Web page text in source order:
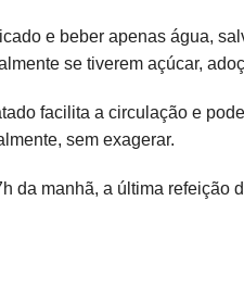
e beber apenas água,
se tiverem açúcar,
facilita a circulação e
sem exagerar.
manhã, a última refeição